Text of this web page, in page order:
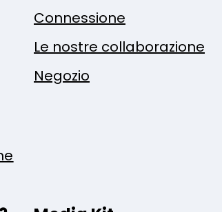
Connessione
Le nostre collaborazione
Negozio